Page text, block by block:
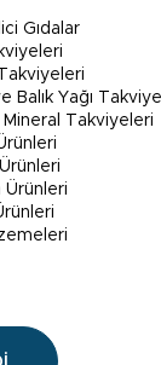
Gıdalar
Balık Yağı
Takviyeleri
Ürünleri